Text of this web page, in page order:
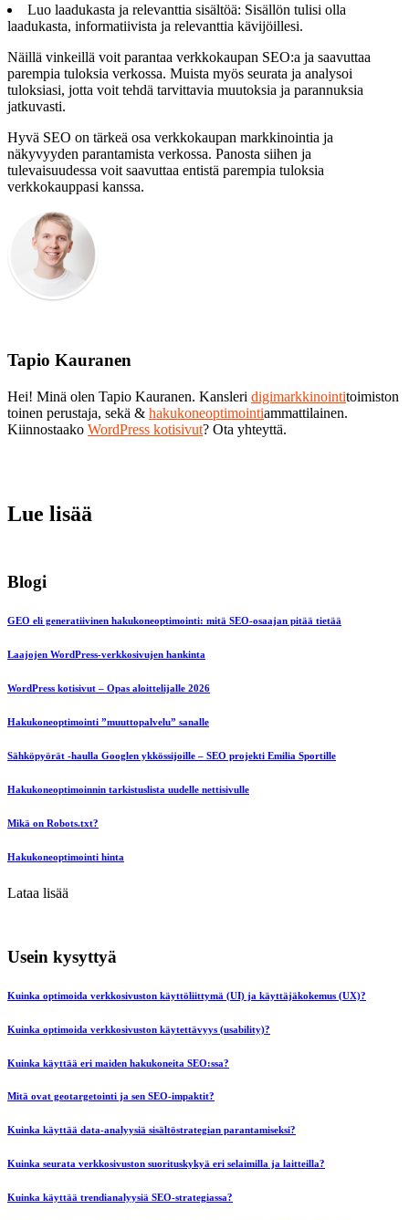
Luo laadukasta ja relevanttia sisältöä: Sisällön tulisi olla
laadukasta, informatiivista ja relevanttia kävijöillesi.
Näillä vinkeillä voit parantaa verkkokaupan SEO:a ja saavuttaa
parempia tuloksia verkossa. Muista myös seurata ja analysoi
tuloksiasi, jotta voit tehdä tarvittavia muutoksia ja parannuksia
jatkuvasti.
Hyvä SEO on tärkeä osa verkkokaupan markkinointia ja
näkyvyyden parantamista verkossa. Panosta siihen ja
tulevaisuudessa voit saavuttaa entistä parempia tuloksia
verkkokauppasi kanssa.
Tapio Kauranen
Hei! Minä olen Tapio Kauranen. Kansleri digimarkkinointitoimiston
toinen perustaja, sekä & hakukoneoptimointiammattilainen.
Kiinnostaako WordPress kotisivut? Ota yhteyttä.
Lue lisää
Blogi
GEO eli generatiivinen hakukoneoptimointi: mitä SEO-osaajan pitää tietää
Laajojen WordPress-verkkosivujen hankinta
WordPress kotisivut – Opas aloittelijalle 2026
Hakukoneoptimointi ”muuttopalvelu” sanalle
Sähköpyörät -haulla Googlen ykkössijoille – SEO projekti Emilia Sportille
Hakukoneoptimoinnin tarkistuslista uudelle nettisivulle
Mikä on Robots.txt?
Hakukoneoptimointi hinta
Lataa lisää
Usein kysyttyä
Kuinka optimoida verkkosivuston käyttöliittymä (UI) ja käyttäjäkokemus (UX)?
Kuinka optimoida verkkosivuston käytettävyys (usability)?
Kuinka käyttää eri maiden hakukoneita SEO:ssa?
Mitä ovat geotargetointi ja sen SEO-impaktit?
Kuinka käyttää data-analyysiä sisältöstrategian parantamiseksi?
Kuinka seurata verkkosivuston suorituskykyä eri selaimilla ja laitteilla?
Kuinka käyttää trendianalyysiä SEO-strategiassa?